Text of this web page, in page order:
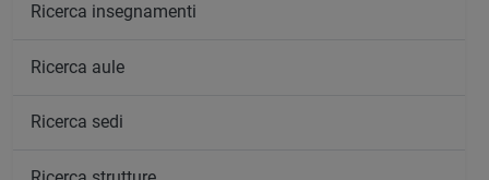
Ricerca insegnamenti
Ricerca aule
Ricerca sedi